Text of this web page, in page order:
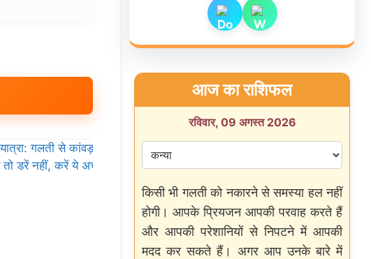
आज का राशिफल
रविवार, 09 अगस्त 2026
किसी भी गलती को नकारने से समस्या हल नहीं
होगी। आपके प्रियजन आपकी परवाह करते हैं
और आपकी परेशानियों से निपटने में आपकी
मदद कर सकते हैं। अगर आप उनके बारे में